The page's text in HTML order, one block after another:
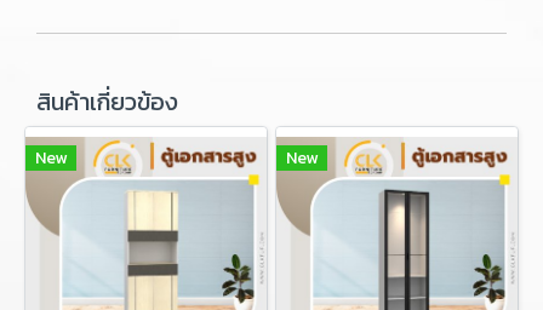
สินค้าเกี่ยวข้อง
New New